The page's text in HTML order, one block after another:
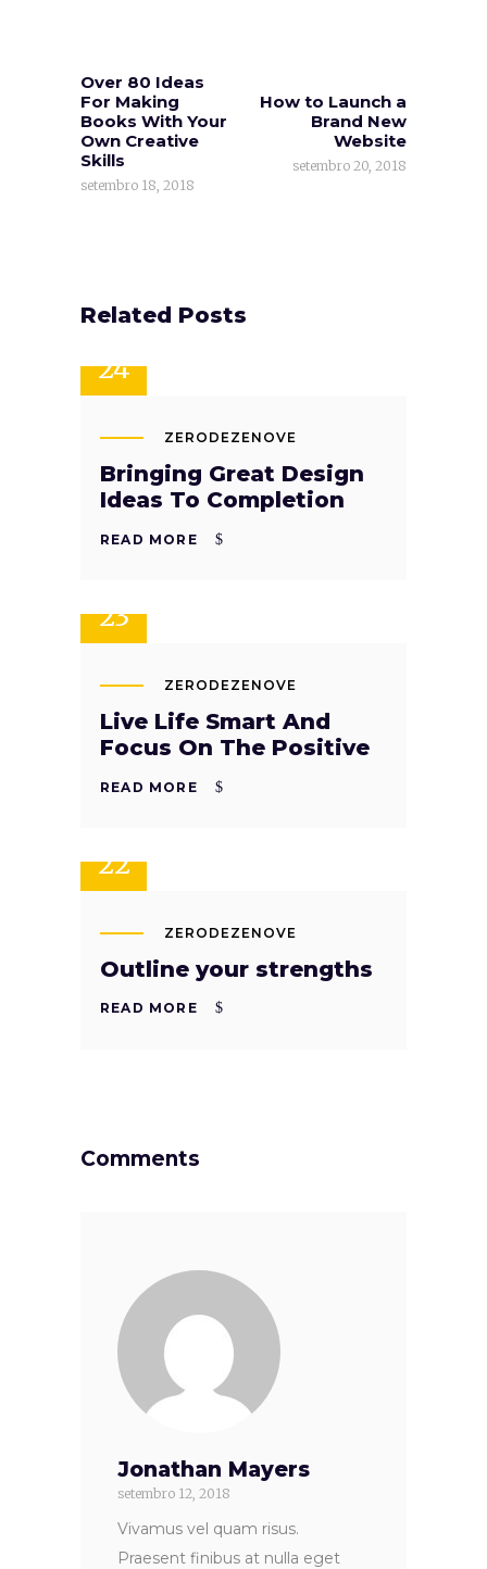
Over 80 Ideas
For Making
Books With Your
Own Creative
Skills
setembro 18, 2018
How to Launch a
Brand New
Website
setembro 20, 2018
Related Posts
24
ZERODEZENOVE
Bringing Great Design
Ideas To Completion
READ MORE
23
ZERODEZENOVE
Live Life Smart And
Focus On The Positive
READ MORE
22
ZERODEZENOVE
Outline your strengths
READ MORE
Comments
Jonathan Mayers
setembro 12, 2018
Vivamus vel quam risus.
Praesent finibus at nulla eget